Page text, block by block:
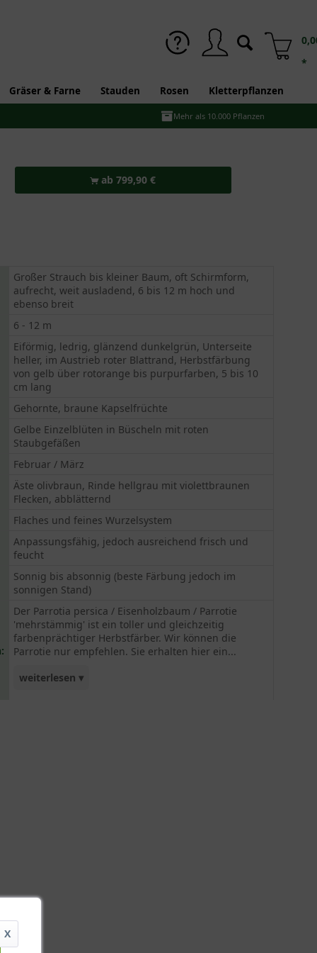
*
Gräser & Farne Stauden Rosen Kletterpflanzen
Mehr als 10.000 Pflanzen
ab 799,90 €
Großer Strauch bis kleiner Baum, oft Schirmform,
aufrecht, weit ausladend, 6 bis 12 m hoch und
ebenso breit
6 - 12 m
Eiförmig, ledrig, glänzend dunkelgrün, Unterseite
heller, im Austrieb roter Blattrand, Herbstfärbung
von gelb über rotorange bis purpurfarben, 5 bis 10
cm lang
Gehornte, braune Kapselfrüchte
Gelbe Einzelblüten in Büscheln mit roten
Staubgefäßen
Februar / März
Äste olivbraun, Rinde hellgrau mit violettbraunen
Flecken, abblätternd
Flaches und feines Wurzelsystem
Anpassungsfähig, jedoch ausreichend frisch und
feucht
Sonnig bis absonnig (beste Färbung jedoch im
sonnigen Stand)
Der Parrotia persica / Eisenholzbaum / Parrotie
'mehrstämmig' ist ein toller und gleichzeitig
farbenprächtiger Herbstfärber. Wir können die
Parrotie nur empfehlen. Sie erhalten hier ein...
weiterlesen ▾
X